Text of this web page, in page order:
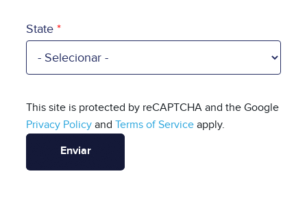
State
This site is protected by reCAPTCHA and the Google
Privacy Policy and Terms of Service apply.